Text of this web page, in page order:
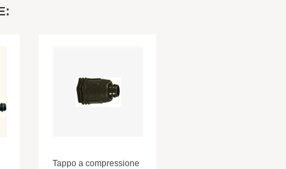
Tappo a compressione